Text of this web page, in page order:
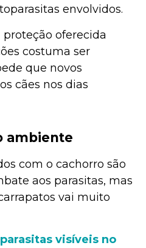
envolvidos.
proteção oferecida
costuma ser
que novos
cães nos dias
ambiente
com o cachorro são
aos parasitas, mas
vai muito
visíveis no